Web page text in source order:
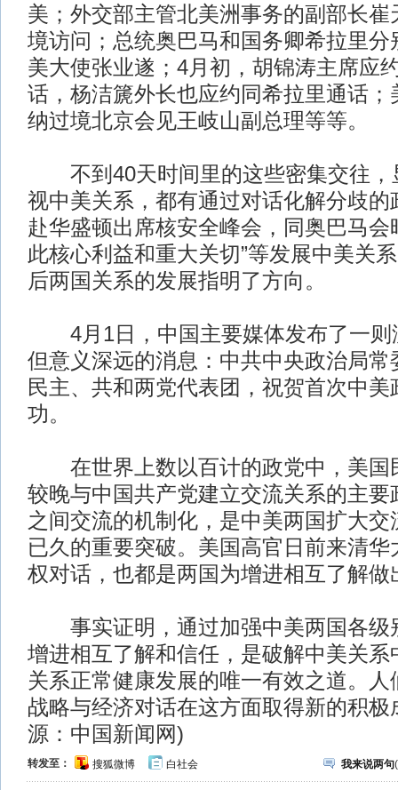
美；外交部主管北美洲事务的副部长崔
境访问；总统奥巴马和国务卿希拉里分
美大使张业遂；4月初，胡锦涛主席应
话，杨洁篪外长也应约同希拉里通话；
纳过境北京会见王岐山副总理等等。
不到40天时间里的这些密集交往，
视中美关系，都有通过对话化解分歧的
赴华盛顿出席核安全峰会，同奥巴马会
此核心利益和重大关切”等发展中美关
后两国关系的发展指明了方向。
4月1日，中国主要媒体发布了一则
但意义深远的消息：中共中央政治局常
民主、共和两党代表团，祝贺首次中美
功。
在世界上数以百计的政党中，美国
较晚与中国共产党建立交流关系的主要
之间交流的机制化，是中美两国扩大
已久的重要突破。美国高官日前来清
权对话，也都是两国为增进相互了解做
事实证明，通过加强中美两国各级
增进相互了解和信任，是破解中美关系
关系正常健康发展的唯一有效之道。
战略与经济对话在这方面取得新的积极
源：中国新闻网)
转发至： 搜狐微博 白社会 我来说两句(